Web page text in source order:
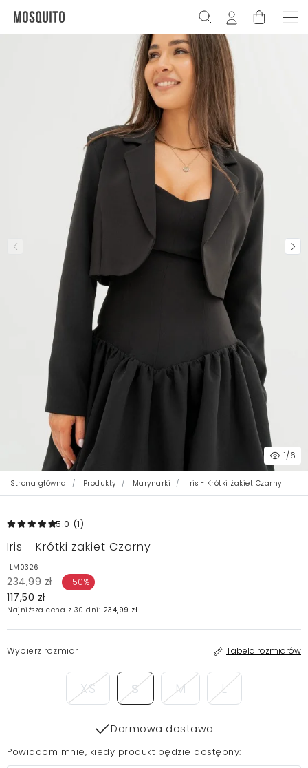
1/6
Strona główna Produkty Marynarki Iris - Krótki żakiet Czarny
5.0 (1)
Iris - Krótki żakiet Czarny
ILM0326
234,99 zł -50%
117,50 zł
Najniższa cena z 30 dni: 234,99 zł
Wybierz rozmiar Tabela rozmiarów
XS S M L
Darmowa dostawa
Powiadom mnie, kiedy produkt będzie dostępny: